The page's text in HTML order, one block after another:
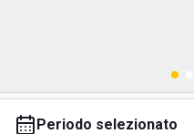
Periodo selezionato